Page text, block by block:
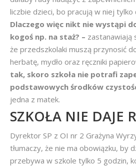
liczbie dzieci, bo pracują w niej tylko
Dlaczego więc nikt nie wystąpi
kogoś np. na staż? – zastanawiają
że przedszkolaki muszą przynosić
herbatę, mydło oraz ręczniki
tak, skoro szkoła nie potrafi
podstawowych środków
jedna z matek.
SZKOŁA NIE DAJE
Dyrektor SP z OI nr 2 Grażyna
tłumaczy, że nie ma obowiązku, by
przebywa w szkole tylko 5 godzin,